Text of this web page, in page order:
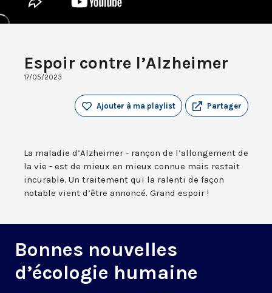
Espoir contre l’Alzheimer
17/05/2023
Partager
Ajouter à ma playlist
La maladie d’Alzheimer - rançon de l’allongement de
la vie - est de mieux en mieux connue mais restait
incurable. Un traitement qui la ralenti de façon
notable vient d’être annoncé. Grand espoir !
Bonnes nouvelles
d’écologie humaine